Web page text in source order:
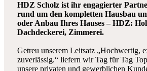
HDZ Scholz ist ihr engagierter
rund um den kompletten Hausbau
oder Anbau Ihres Hauses – HDZ:
Dachdeckerei, Zimmerei.
Getreu unserem Leitsatz „Hochwertig,
zuverlässig.“ liefern wir Tag für Tag
unsere privaten und gewerblichen